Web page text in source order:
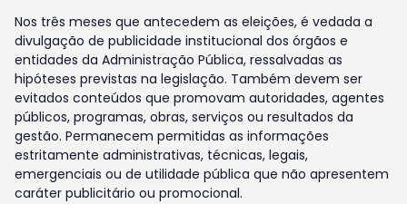
Nos três meses que antecedem as eleições, é vedada a
divulgação de publicidade institucional dos órgãos e
entidades da Administração Pública, ressalvadas as
hipóteses previstas na legislação. Também devem ser
evitados conteúdos que promovam autoridades, agentes
públicos, programas, obras, serviços ou resultados da
gestão. Permanecem permitidas as informações
estritamente administrativas, técnicas, legais,
emergenciais ou de utilidade pública que não apresentem
caráter publicitário ou promocional.